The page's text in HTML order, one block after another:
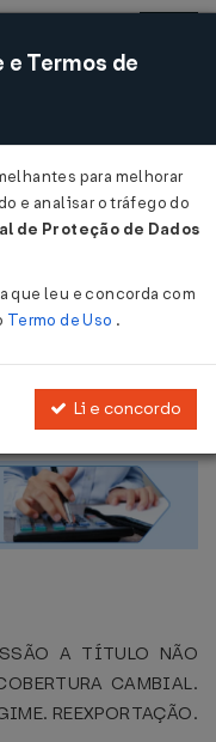
Acessar
Nº 60
A TÍTULO NÃO
CAMBIAL.
REEXPORTAÇÃO.
Termos de
para melhorar
e analisar o tráfego do
de Proteção de Dados
que leu e concorda com
Termo de Uso .
Li e concordo